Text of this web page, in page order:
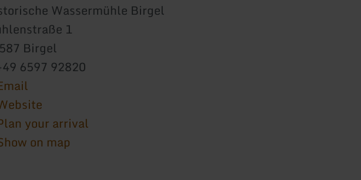
Wassermühle Birgel
1
Birgel
6597 92820
your arrival
on map